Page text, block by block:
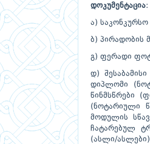
დოკუმენტაცია:
ა)
ბ) პირადობის
გ) ფერადი
დ)
დიპლომი
წინმსწრები
(ნოტარიული
მოდულის
ჩატარებულ
(ასლი/